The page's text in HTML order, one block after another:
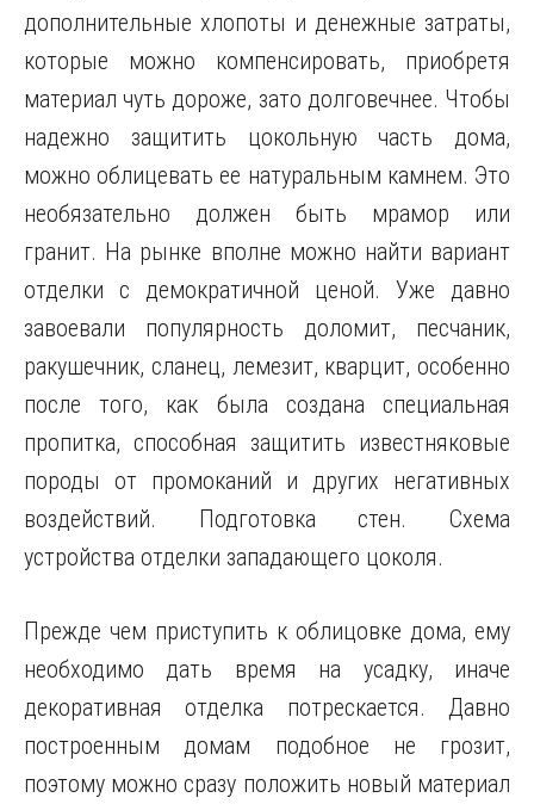
дополнительные хлопоты и денежные затраты,
которые можно компенсировать, приобретя
материал чуть дороже, зато долговечнее. Чтобы
надежно защитить цокольную часть дома,
можно облицевать ее натуральным камнем. Это
необязательно должен быть мрамор или
гранит. На рынке вполне можно найти вариант
отделки с демократичной ценой. Уже давно
завоевали популярность доломит, песчаник,
ракушечник, сланец, лемезит, кварцит, особенно
после того, как была создана специальная
пропитка, способная защитить известняковые
породы от промоканий и других негативных
воздействий. Подготовка стен. Схема
устройства отделки западающего цоколя.
Прежде чем приступить к облицовке дома, ему
необходимо дать время на усадку, иначе
декоративная отделка потрескается. Давно
построенным домам подобное не грозит,
поэтому можно сразу положить новый материал